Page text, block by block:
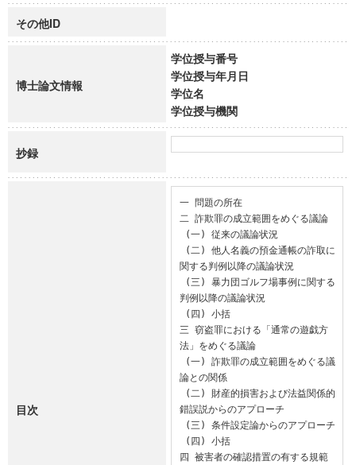
その他ID
博士論文情報
学位授与番号
学位授与年月日
学位名
学位授与機関
抄録
目次
一 問題の所在
二 詐欺罪の成立範囲をめぐる議論
関する判例以降の議論状況
判例以降の議論状況
三 窃盗罪における「通常の遊戯方
法」をめぐる議論
論との関係
錯誤説からのアプローチ
四 被害者の確認措置の有する規範